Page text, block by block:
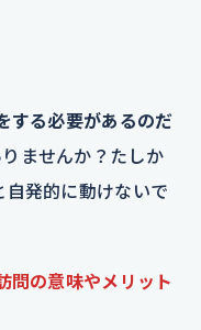
する必要があるのだ
ませんか？たしか
自発的に動けないで
問の意味やメリット